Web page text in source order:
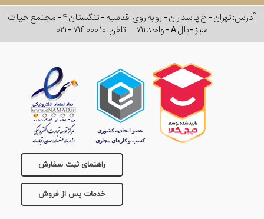
آدرس: تهران - خ پاسداران - رو به روی اقدسیه - تنگستان ۴ - مجتمع حیات
سبز - بال A - واحد ۷۱۱
تلفن:۰۲۱ - ۷۱۴ ۰۰۰ ۱۰
راهنمای ثبت سفارش
خدمات پس از فروش